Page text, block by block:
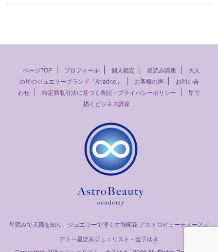
ページTOP プロフィール 個人鑑定 星読み講座
大人
の星のジュエリーブランド「Ariadne」
お客様の声
お問い合
わせ
特定商取引法に基づく表記・プライバシーポリシー
星で
描くビジネス講座
星読みで天職を知り、ジュエリーで導く才能開花 アストロビューティーアカ
デミー星読みジュエリスト・金子ゆき